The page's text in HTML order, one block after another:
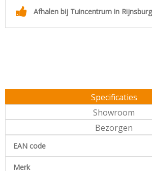
Afhalen bij Tuincentrum in
Specificaties
Showroom
Bezorgen
EAN code
Merk